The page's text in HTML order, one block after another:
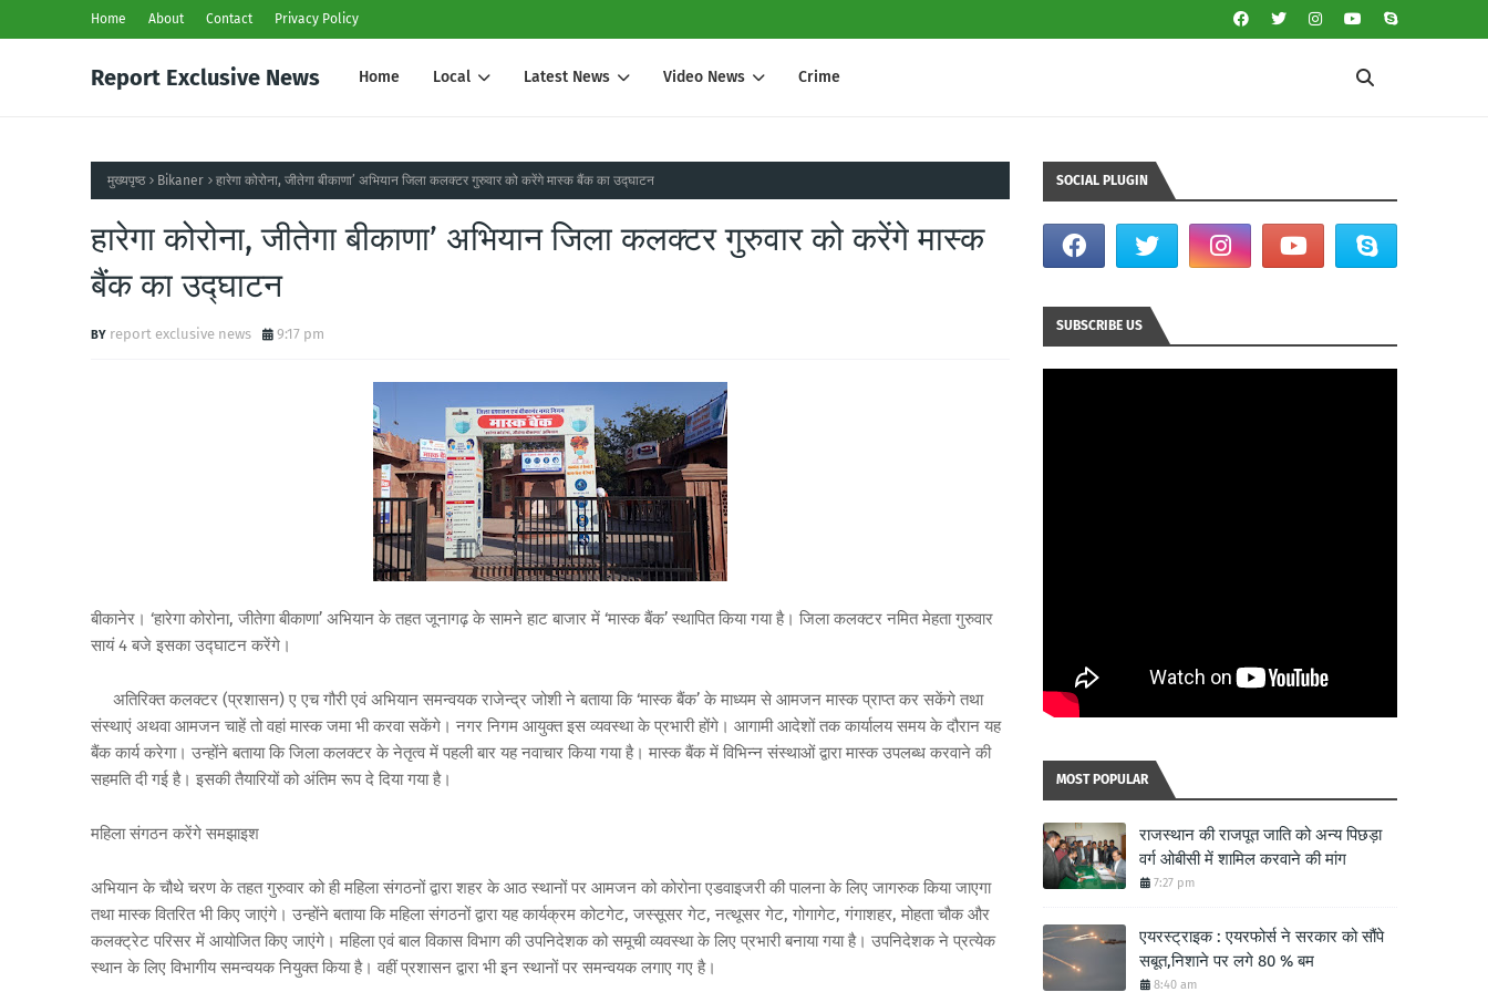
Home About Contact Privacy Policy
Report Exclusive News Home Local Latest News Video News Crime
मुख्यपृष्ठ Bikaner हारेगा कोरोना, जीतेगा बीकाणा’ अभियान जिला कलक्टर गुरुवार को करेंगे मास्क बैंक का उद्घाटन
हारेगा कोरोना, जीतेगा बीकाणा’ अभियान जिला कलक्टर गुरुवार को करेंगे मास्क
बैंक का उद्घाटन
report exclusive news 9:17 pm
बीकानेर। ‘हारेगा कोरोना, जीतेगा बीकाणा’ अभियान के तहत जूनागढ़ के सामने हाट बाजार में ‘मास्क बैंक’ स्थापित किया गया है। जिला कलक्टर नमित मेहता गुरुवार
सायं 4 बजे इसका उद्घाटन करेंगे।
अतिरिक्त कलक्टर (प्रशासन) ए एच गौरी एवं अभियान समन्वयक राजेन्द्र जोशी ने बताया कि ‘मास्क बैंक’ के माध्यम से आमजन मास्क प्राप्त कर सकेंगे तथा
संस्थाएं अथवा आमजन चाहें तो वहां मास्क जमा भी करवा सकेंगे। नगर निगम आयुक्त इस व्यवस्था के प्रभारी होंगे। आगामी आदेशों तक कार्यालय समय के दौरान यह
बैंक कार्य करेगा। उन्होंने बताया कि जिला कलक्टर के नेतृत्व में पहली बार यह नवाचार किया गया है। मास्क बैंक में विभिन्न संस्थाओं द्वारा मास्क उपलब्ध करवाने की
सहमति दी गई है। इसकी तैयारियों को अंतिम रूप दे दिया गया है।
महिला संगठन करेंगे समझाइश
अभियान के चौथे चरण के तहत गुरुवार को ही महिला संगठनों द्वारा शहर के आठ स्थानों पर आमजन को कोरोना एडवाइजरी की पालना के लिए जागरुक किया जाएगा
तथा मास्क वितरित भी किए जाएंगे। उन्होंने बताया कि महिला संगठनों द्वारा यह कार्यक्रम कोटगेट, जस्सूसर गेट, नत्थूसर गेट, गोगागेट, गंगाशहर, मोहता चौक और
कलक्ट्रेट परिसर में आयोजित किए जाएंगे। महिला एवं बाल विकास विभाग की उपनिदेशक को समूची व्यवस्था के लिए प्रभारी बनाया गया है। उपनिदेशक ने प्रत्येक
स्थान के लिए विभागीय समन्वयक नियुक्त किया है। वहीं प्रशासन द्वारा भी इन स्थानों पर समन्वयक लगाए गए है।
SOCIAL PLUGIN
SUBSCRIBE US
MOST POPULAR
राजस्थान की राजपूत जाति को अन्य पिछड़ा
वर्ग ओबीसी में शामिल करवाने की मांग
7:27 pm
एयरस्ट्राइक : एयरफोर्स ने सरकार को सौंपे
सबूत,निशाने पर लगे 80 % बम
8:40 am